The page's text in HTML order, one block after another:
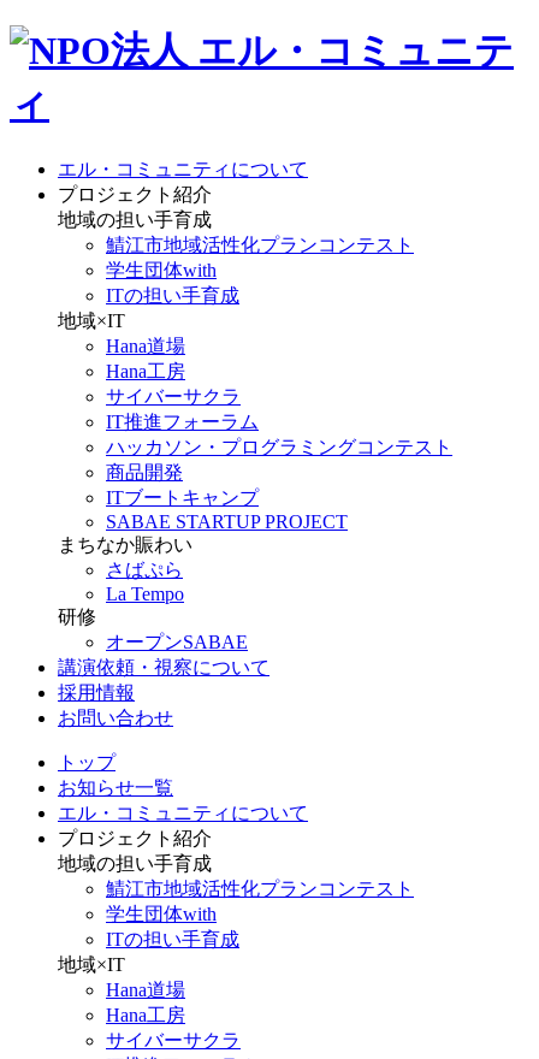
エル・コミュニティについて
プロジェクト紹介
地域の担い手育成
鯖江市地域活性化プランコンテスト
学生団体with
ITの担い手育成
地域×IT
Hana道場
Hana工房
サイバーサクラ
IT推進フォーラム
ハッカソン・プログラミングコンテスト
商品開発
ITブートキャンプ
SABAE STARTUP PROJECT
まちなか賑わい
さばぷら
La Tempo
研修
オープンSABAE
講演依頼・視察について
採用情報
お問い合わせ
トップ
お知らせ一覧
エル・コミュニティについて
プロジェクト紹介
地域の担い手育成
鯖江市地域活性化プランコンテスト
学生団体with
ITの担い手育成
地域×IT
Hana道場
Hana工房
サイバーサクラ